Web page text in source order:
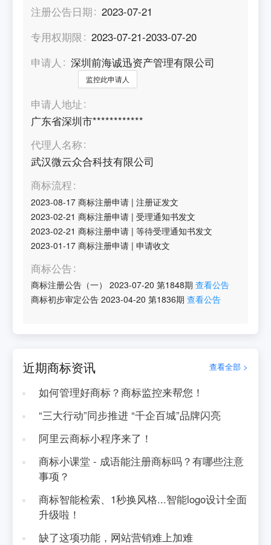
注册公告日期
2023-07-21
专用权期限
2023-07-21-2033-07-20
申请人
深圳前海诚迅资产管理有限公司
监控此申请人
申请人地址
广东省深圳市************
代理人名称
武汉微云众合科技有限公司
商标流程
2023-08-17 商标注册申请 |注册证发文
2023-02-21 商标注册申请 |受理通知书发文
2023-02-21 商标注册申请 |等待受理通知书发文
2023-01-17 商标注册申请 |申请收文
商标公告
商标注册公告（一） 2023-07-20 第1848期 查看公告
商标初步审定公告 2023-04-20 第1836期 查看公告
近期商标资讯 查看全部 >
如何管理好商标？商标监控来帮您！
“三大行动”同步推进 “千企百城”品牌闪亮
阿里云商标小程序来了！
商标小课堂 - 成语能注册商标吗？有哪些注意
事项？
商标智能检索、1秒换风格...智能logo设计全面
升级啦！
缺了这项功能，网站营销难上加难